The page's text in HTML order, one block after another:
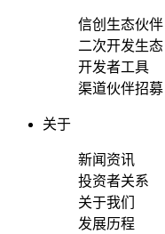
信创生态伙伴
二次开发生态
开发者工具
渠道伙伴招募
关于
新闻资讯
投资者关系
关于我们
发展历程